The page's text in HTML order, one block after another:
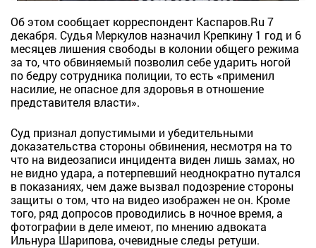
Об этом сообщает корреспондент Каспаров.Ru 7
декабря. Судья Меркулов назначил Крепкину 1 год и 6
месяцев лишения свободы в колонии общего режима
за то, что обвиняемый позволил себе ударить ногой
по бедру сотрудника полиции, то есть «применил
насилие, не опасное для здоровья в отношение
представителя власти».
Суд признал допустимыми и убедительными
доказательства стороны обвинения, несмотря на то
что на видеозаписи инцидента виден лишь замах, но
не видно удара, а потерпевший неоднократно путался
в показаниях, чем даже вызвал подозрение стороны
защиты о том, что на видео изображен не он. Кроме
того, ряд допросов проводились в ночное время, а
фотографии в деле имеют, по мнению адвоката
Ильнура Шарипова, очевидные следы ретуши.